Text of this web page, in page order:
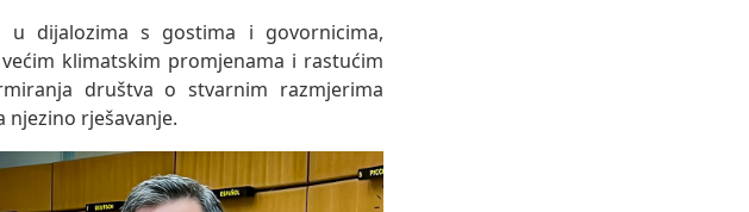
u dijalozima s gostima i govornicima,
klimatskim promjenama i rastućim
društva o stvarnim razmjerima
rješavanje.